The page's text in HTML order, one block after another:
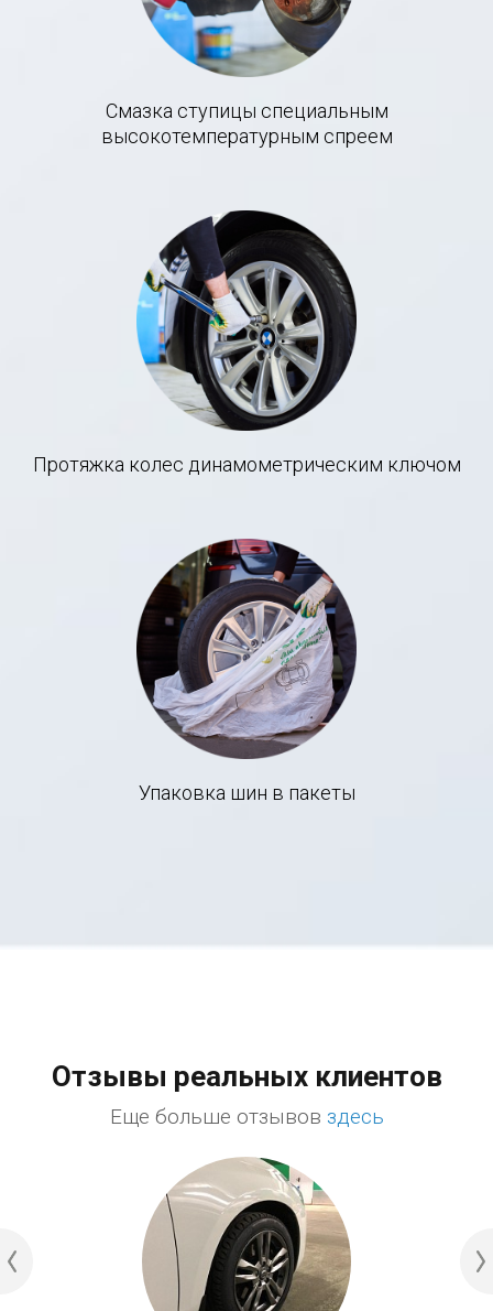
Смазка ступицы специальным
высокотемпературным спреем
Протяжка колес динамометрическим ключом
Упаковка шин в пакеты
Отзывы реальных клиентов
Еще больше отзывов здесь